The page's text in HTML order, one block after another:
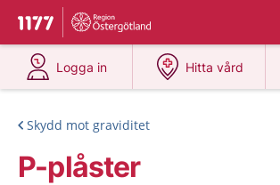
Till startsidan för 1177
Du har valt region
Logga in
på 1177.se
Hitta vård
på 1177.se
Skydd mot graviditet
P-plåster